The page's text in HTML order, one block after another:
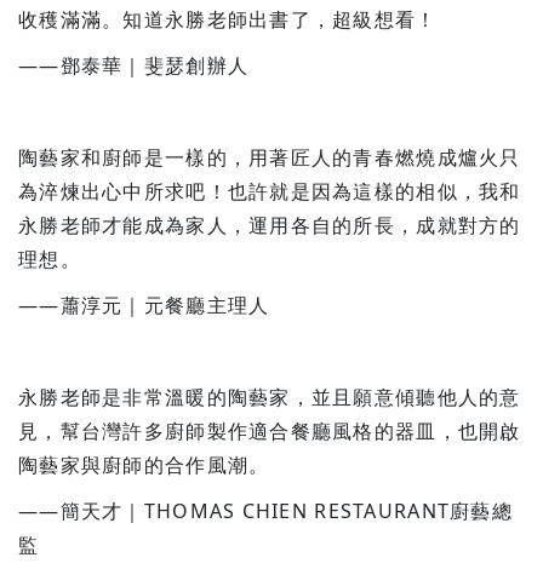
收穫滿滿。知道永勝老師出書了，超級想看！
——鄧泰華｜斐瑟創辦人
陶藝家和廚師是一樣的，用著匠人的青春燃燒成爐火只
為淬煉出心中所求吧！也許就是因為這樣的相似，我和
永勝老師才能成為家人，運用各自的所長，成就對方的
理想。
——蕭淳元｜元餐廳主理人
永勝老師是非常溫暖的陶藝家，並且願意傾聽他人的意
見，幫台灣許多廚師製作適合餐廳風格的器皿，也開啟
陶藝家與廚師的合作風潮。
——簡天才｜THOMAS CHIEN RESTAURANT廚藝總
監